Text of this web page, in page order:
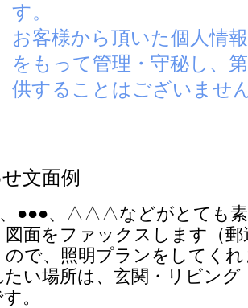
す。
お客様から頂いた個人情
をもって管理・守秘し、
供することはございませ
文面例
●●●、△△△などがとても素
図面をファックスします（
ので、照明プランをしてく
たい場所は、玄関・リビン
。